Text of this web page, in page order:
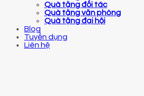
Quà tặng đối tác
Quà tặng văn phòng
Quà tặng đại hội
Blog
Tuyển dụng
Liên hệ